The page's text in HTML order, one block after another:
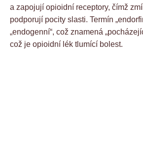
a zapojují opioidní receptory, čímž
podporují pocity slasti. Termín
„endogenní“, což znamená
což je opioidní lék tlumící bolest.